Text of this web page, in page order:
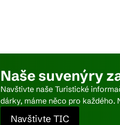
Naše suvenýry
Navštivte naše Turistické
dárky, máme něco pro každého.
Navštivte TIC